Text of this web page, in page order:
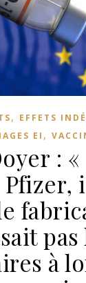
, EFFETS
EI ,
: «
à